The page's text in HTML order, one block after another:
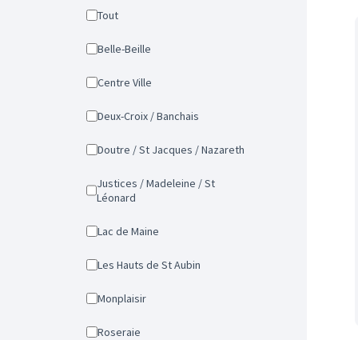
Tout
Belle-Beille
Centre Ville
Deux-Croix / Banchais
Doutre / St Jacques / Nazareth
Justices / Madeleine / St
Léonard
Lac de Maine
Les Hauts de St Aubin
Monplaisir
Roseraie